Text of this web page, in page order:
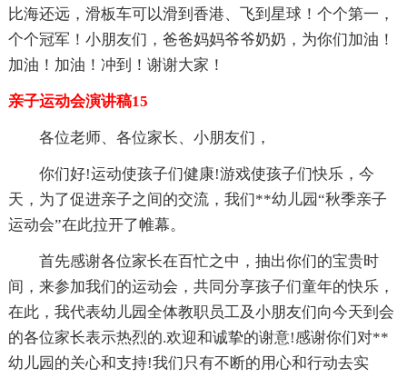
比海还远，滑板车可以滑到香港、飞到星球！个个第一，
个个冠军！小朋友们，爸爸妈妈爷爷奶奶，为你们加油！
加油！加油！冲到！谢谢大家！
亲子运动会演讲稿15
各位老师、各位家长、小朋友们，
你们好!运动使孩子们健康!游戏使孩子们快乐，今
天，为了促进亲子之间的交流，我们**幼儿园“秋季亲子
运动会”在此拉开了帷幕。
首先感谢各位家长在百忙之中，抽出你们的宝贵时
间，来参加我们的运动会，共同分享孩子们童年的快乐，
在此，我代表幼儿园全体教职员工及小朋友们向今天到会
的各位家长表示热烈的.欢迎和诚挚的谢意!感谢你们对**
幼儿园的关心和支持!我们只有不断的用心和行动去实